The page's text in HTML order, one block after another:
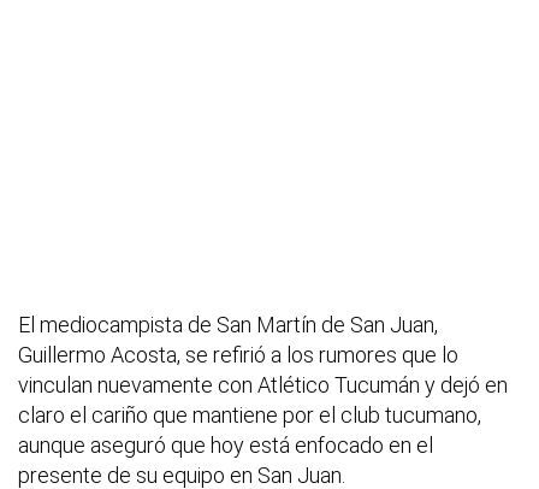
El mediocampista de San Martín de San Juan,
Guillermo Acosta, se refirió a los rumores que lo
vinculan nuevamente con Atlético Tucumán y dejó en
claro el cariño que mantiene por el club tucumano,
aunque aseguró que hoy está enfocado en el
presente de su equipo en San Juan.